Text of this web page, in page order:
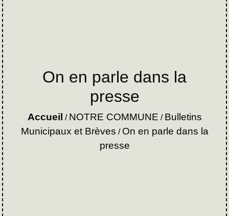
On en parle dans la
presse
Accueil / NOTRE COMMUNE / Bulletins
Municipaux et Brèves / On en parle dans la
presse